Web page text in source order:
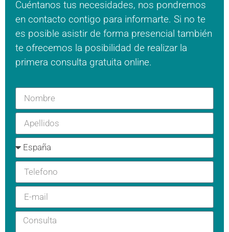
Cuéntanos tus necesidades, nos pondremos
en contacto contigo para informarte. Si no te
es posible asistir de forma presencial también
te ofrecemos la posibilidad de realizar la
primera consulta gratuita online.